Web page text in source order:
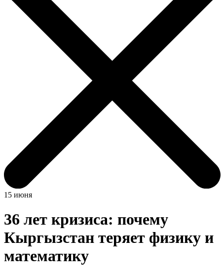
15 июня
36 лет кризиса: почему
Кыргызстан теряет физику и
математику